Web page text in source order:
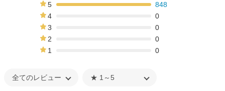
5
848
4
0
3
0
2
0
1
0